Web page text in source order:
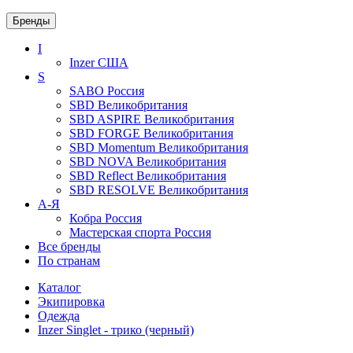
Бренды
I
InzerСША
S
SABO Россия
SBD Великобритания
SBD ASPIRE Великобритания
SBD FORGE Великобритания
SBD Momentum Великобритания
SBD NOVA Великобритания
SBD Reflect Великобритания
SBD RESOLVE Великобритания
А-Я
Кобра Россия
Мастерская спорта Россия
Все бренды
По странам
Каталог
Экипировка
Одежда
Inzer Singlet - трико (черный)